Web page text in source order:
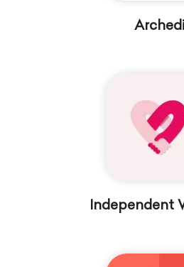
Archedi
Independent